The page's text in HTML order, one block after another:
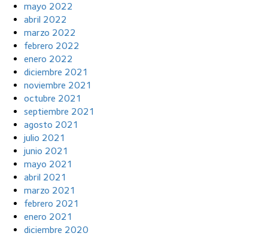
mayo 2022
abril 2022
marzo 2022
febrero 2022
enero 2022
diciembre 2021
noviembre 2021
octubre 2021
septiembre 2021
agosto 2021
julio 2021
junio 2021
mayo 2021
abril 2021
marzo 2021
febrero 2021
enero 2021
diciembre 2020